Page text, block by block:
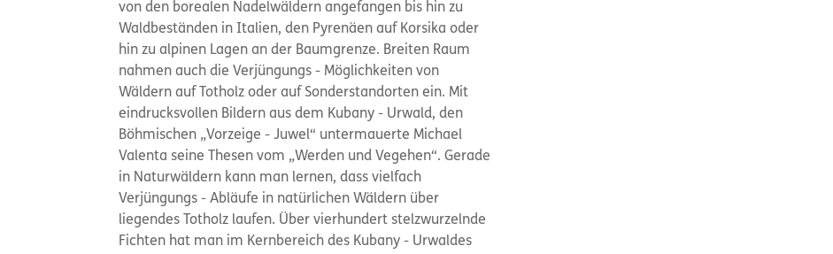
von den borealen Nadelwäldern angefangen bis hin zu
Waldbeständen in Italien, den Pyrenäen auf Korsika oder
hin zu alpinen Lagen an der Baumgrenze. Breiten Raum
nahmen auch die Verjüngungs - Möglichkeiten von
Wäldern auf Totholz oder auf Sonderstandorten ein. Mit
eindrucksvollen Bildern aus dem Kubany - Urwald, den
Böhmischen „Vorzeige - Juwel“ untermauerte Michael
Valenta seine Thesen vom „Werden und Vegehen“. Gerade
in Naturwäldern kann man lernen, dass vielfach
Verjüngungs - Abläufe in natürlichen Wäldern über
liegendes Totholz laufen. Über vierhundert stelzwurzelnde
Fichten hat man im Kernbereich des Kubany - Urwaldes